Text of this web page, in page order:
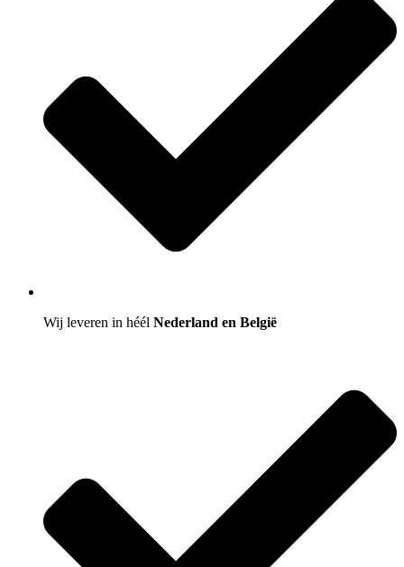
Wij leveren in héél Nederland en België